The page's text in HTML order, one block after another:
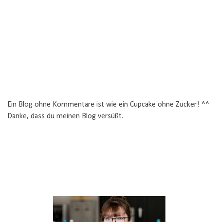
Ein Blog ohne Kommentare ist wie ein Cupcake ohne Zucker! ^^
Danke, dass du meinen Blog versüßt.